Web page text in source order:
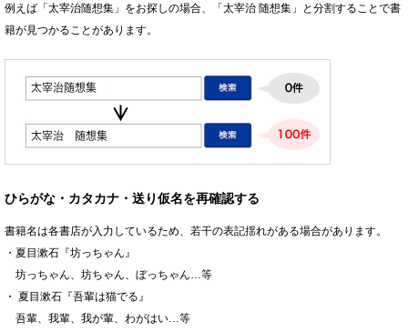
例えば「太宰治随想集」をお探しの場合、「太宰治 随想集」と分割することで書
籍が見つかることがあります。
ひらがな・カタカナ・送り仮名を再確認する
書籍名は各書店が入力しているため、若干の表記揺れがある場合があります。
・夏目漱石『坊っちゃん』
坊っちゃん、坊ちゃん、ぼっちゃん…等
・ 夏目漱石『吾輩は猫でる』
吾輩、我輩、我が輩、わがはい…等